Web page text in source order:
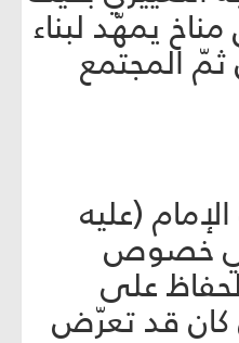
يمهّد لبناء
ثمّ المجتمع
(عليه
في خصوص
على
كان قد تعرّض